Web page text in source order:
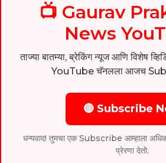
📺 Gaurav
News
ताज्या बातम्या, ब्रेकिंग न्यूज आणि विशेष
YouTube चॅनलला आजच
🔴 Subscribe
धन्यवाद! तुमचा एक Subscribe आम्हाला अधिक
प्रेरणा देतो.